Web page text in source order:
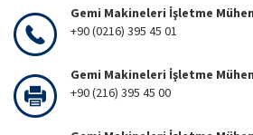
Gemi Makineleri İşletme
+90 (0216) 395 45 01
Gemi Makineleri İşletme
+90 (216) 395 45 00